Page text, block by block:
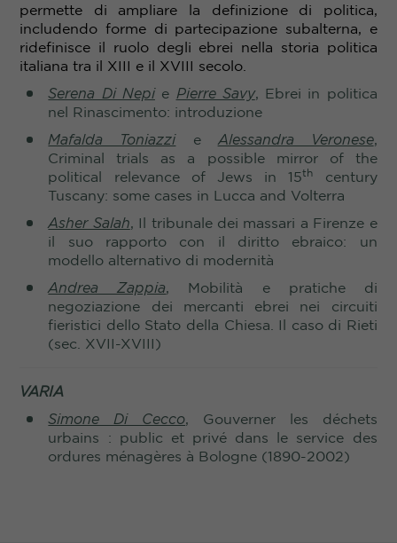
permette di ampliare la definizione di politica,
includendo forme di partecipazione subalterna, e
ridefinisce il ruolo degli ebrei nella storia politica
italiana tra il XIII e il XVIII secolo.
Serena Di Nepie Pierre Savy, Ebrei in politica
nel Rinascimento: introduzione
Mafalda Toniazzie Alessandra Veronese,
Criminal trials as a possible mirror of the
political relevance of Jews in 15th
century
Tuscany: some cases in Lucca and Volterra
Asher Salah, Il tribunale dei massari a Firenze e
il suo rapporto con il diritto ebraico: un
modello alternativo di modernità
Andrea Zappia, Mobilità e pratiche di
negoziazione dei mercanti ebrei nei circuiti
fieristici dello Stato della Chiesa. Il caso di Rieti
(sec. XVII-XVIII)
VARIA
Simone Di Cecco, Gouverner les déchets
urbains : public et privé dans le service des
ordures ménagères à Bologne (1890-2002)